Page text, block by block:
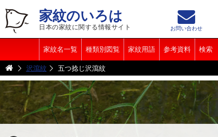
家紋のいろは
日本の家紋に関する情報サイト
家紋名一覧 種類別図覧 家紋用語 参考資料 検索
お問い合わせ
沢瀉紋 五つ捻じ沢瀉紋